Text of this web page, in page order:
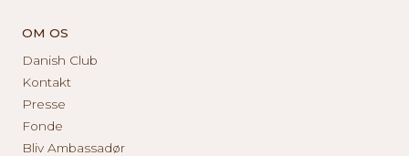
OM OS
Danish Club
Kontakt
Presse
Fonde
Bliv Ambassadør